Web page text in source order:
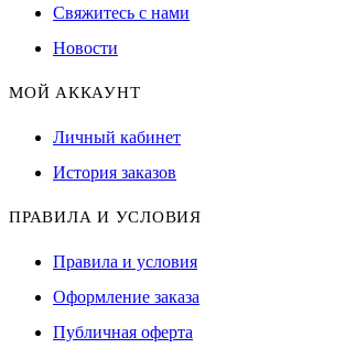
Свяжитесь с нами
Новости
МОЙ АККАУНТ
Личный кабинет
История заказов
ПРАВИЛА И УСЛОВИЯ
Правила и условия
Оформление заказа
Публичная оферта